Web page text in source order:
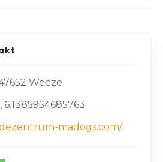
Weeze
6.1385954685763
madogs.com/